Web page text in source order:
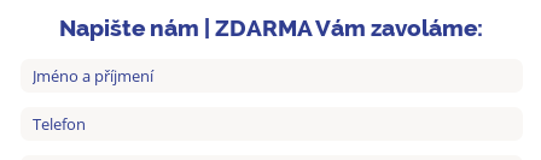
Napište nám | ZDARMA Vám zavoláme: